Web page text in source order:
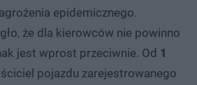
epidemicznego.
że dla kierowców nie powinno
jest wprost przeciwnie. Od 1
pojazdu zarejestrowanego